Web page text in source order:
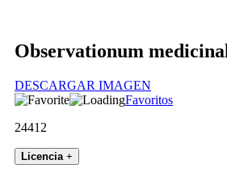
Observationum
DESCARGAR IMAGEN
Favoritos
24412
Licencia +